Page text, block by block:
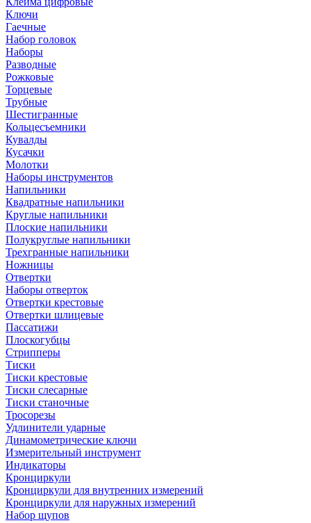
Ключи
Гаечные
Набор головок
Наборы
Разводные
Рожковые
Торцевые
Трубные
Шестигранные
Кольцесъемники
Кувалды
Кусачки
Молотки
Наборы инструментов
Напильники
Квадратные напильники
Круглые напильники
Плоские напильники
Полукруглые напильники
Трехгранные напильники
Ножницы
Отвертки
Наборы отверток
Отвертки крестовые
Отвертки шлицевые
Пассатижи
Плоскогубцы
Стрипперы
Тиски
Тиски крестовые
Тиски слесарные
Тиски станочные
Тросорезы
Удлинители ударные
Динамометрические ключи
Измерительный инструмент
Индикаторы
Кронциркули
Кронциркули для внутренних измерений
Кронциркули для наружных измерений
Набор щупов